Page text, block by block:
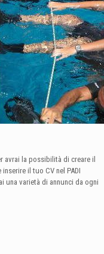
avrai la possibilità di creare il
inserire il tuo CV nel PADI
una varietà di annunci da ogni